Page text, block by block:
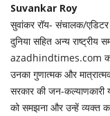
Suvankar Roy
सुवांकर रॉय- संचालक/
दुनिया सहित अन्य राष्ट्रीय
azadhindtimes.com का
उनका गुणात्मक और
सरकार की जन-कल्याणकारी
को समझना और उन्हें व्यक्त